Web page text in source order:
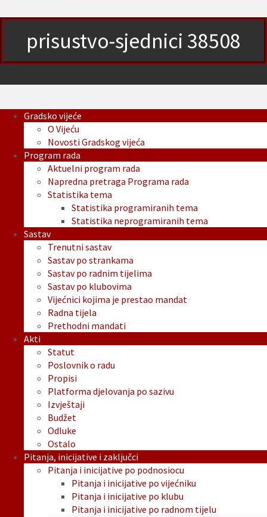
prisustvo-sjednici 38508
Gradsko vijeće
O Vijeću
Novosti Gradskog vijeća
Program rada
Aktuelni program rada
Napredna pretraga Programa rada
Statistika tema
Statistika programiranih tema
Statistika neprogramiranih tema
Sastav
Trenutni sastav
Sastav po strankama
Sastav po radnim tijelima
Sastav po klubovima
Vijećnici kojima je prestao mandat
Radna tijela
Prethodni mandati
Akti
Statut
Poslovnik o radu
Propisi
Platforma djelovanja po sazivu
Izvještaji
Budžet
Odluke
Ostalo
Pitanja, inicijative i zaključci
Pitanja i inicijative po podnosiocu
Pitanja i inicijative po vijećniku
Pitanja i inicijative po klubu
Pitanja i inicijative po radnom tijelu